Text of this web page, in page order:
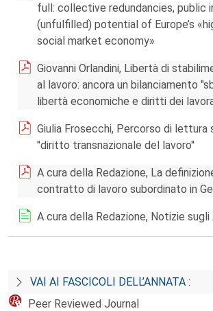
full: collective redundancies, public
(unfulfilled) potential of Europe’s
social market economy»
Giovanni Orlandini, Libertà di
al lavoro: ancora un bilanciamento
libertà economiche e diritti dei
Giulia Frosecchi, Percorso di
"diritto transnazionale del lavoro"
A cura della Redazione, La
contratto di lavoro subordinato in
A cura della Redazione, Notizie
VAI AI FASCICOLI DELL’ANNATA :
Peer Reviewed Journal